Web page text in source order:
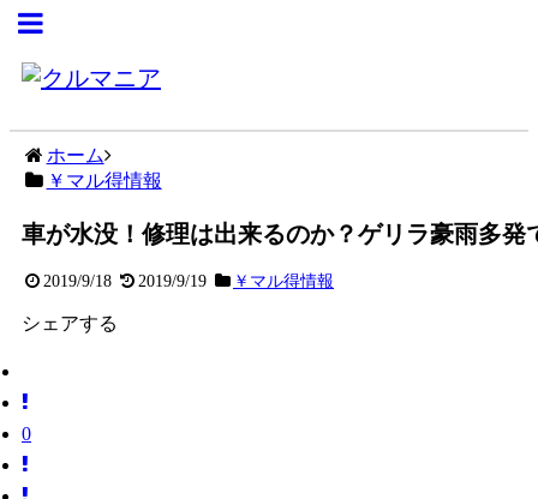
ホーム
￥マル得情報
車が水没！修理は出来るのか？ゲリラ豪雨多発
2019/9/18 2019/9/19 ￥マル得情報
シェアする
0